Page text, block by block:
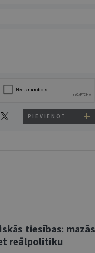
PIEVIENOT
tiesības: mazās
reālpolitiku